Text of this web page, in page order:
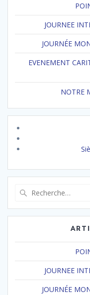
JOURNEE
JOURNÉE
EVENEMENT
NOTRE
JOURNEE
JOURNÉE